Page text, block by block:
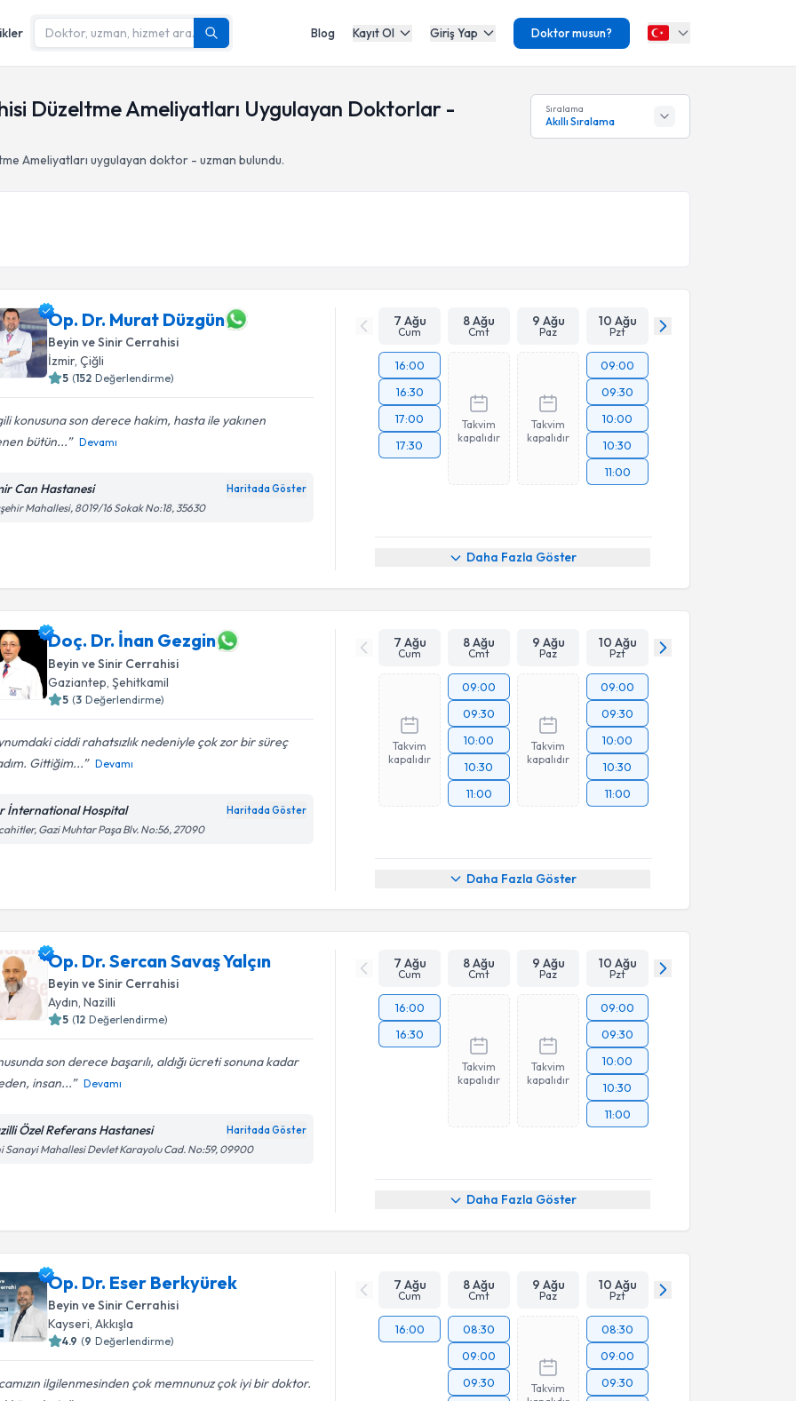
Blog Kayıt Ol Giriş Yap Doktor musun?
Düzeltme Ameliyatları Uygulayan Doktorlar -
Ameliyatları uygulayan doktor - uzman bulundu.
Sıralama
Akıllı Sıralama
Op. Dr. Murat Düzgün
Beyin ve Sinir Cerrahisi
İzmir,Çiğli
5 (152 Değerlendirme)
konusuna son derece hakim, hasta ile yakınen
bütün...
Devamı
Can Hastanesi Haritada Göster
Mahallesi, 8019/16 Sokak No:18, 35630
7 Ağu
Cum
8 Ağu
Cmt
9 Ağu
Paz
10 Ağu
Pzt
16:00
16:30
17:00
17:30
Takvim
kapalıdır
Takvim
kapalıdır
09:00
09:30
10:00
10:30
11:00
Daha Fazla Göster
Doç. Dr. İnan Gezgin
Beyin ve Sinir Cerrahisi
Gaziantep ,Şehitkamil
5 (3 Değerlendirme)
ciddi rahatsızlık nedeniyle çok zor bir süreç
Gittiğim...
Devamı
İnternational Hospital Haritada Göster
Gazi Muhtar Paşa Blv. No:56, 27090
7 Ağu
Cum
8 Ağu
Cmt
9 Ağu
Paz
10 Ağu
Pzt
Takvim
kapalıdır
09:00
09:30
10:00
10:30
11:00
Takvim
kapalıdır
09:00
09:30
10:00
10:30
11:00
Daha Fazla Göster
Op. Dr. Sercan Savaş Yalçın
Beyin ve Sinir Cerrahisi
Aydın,Nazilli
5 (12 Değerlendirme)
son derece başarılı, aldığı ücreti sonuna kadar
insan...
Devamı
Özel Referans Hastanesi Haritada Göster
Sanayi Mahallesi Devlet Karayolu Cad. No:59, 09900
7 Ağu
Cum
8 Ağu
Cmt
9 Ağu
Paz
10 Ağu
Pzt
16:00
16:30
Takvim
kapalıdır
Takvim
kapalıdır
09:00
09:30
10:00
10:30
11:00
Daha Fazla Göster
Op. Dr. Eser Berkyürek
Beyin ve Sinir Cerrahisi
Kayseri ,Akkışla
4.9 (9 Değerlendirme)
ilgilenmesinden çok memnunuz çok iyi bir doktor.
7 Ağu
Cum
8 Ağu
Cmt
9 Ağu
Paz
10 Ağu
Pzt
16:00
08:30
09:00
09:30
Takvim
08:30
09:00
09:30